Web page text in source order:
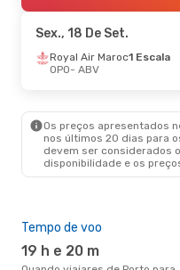
ABV- OPO
Sáb., 5 De Set.- Seg., 14
Sex., 18 De Set.
Royal Air Maroc1 Escala
OPO- ABV
Os preços apresentados
nos últimos 20 dias para
devem ser considerados
disponibilidade e os
Tempo de voo
19 h e 20 m